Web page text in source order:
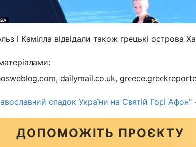
і Камілла відвідали також грецькі острова
dailymail.co.uk,
спадок України на Святій Горі Афон"
ДОПОМОЖІТЬ ПРОЄКТУ